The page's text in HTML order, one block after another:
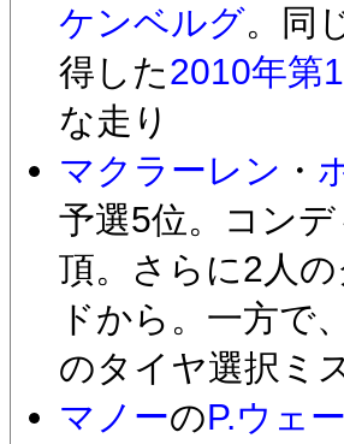
ケンベルグ。同
得した2010年第
な走り
マクラーレン ・
予選5位。コン
頂。さらに2人
ドから。一方で
のタイヤ選択ミ
マノーのP.ウェ